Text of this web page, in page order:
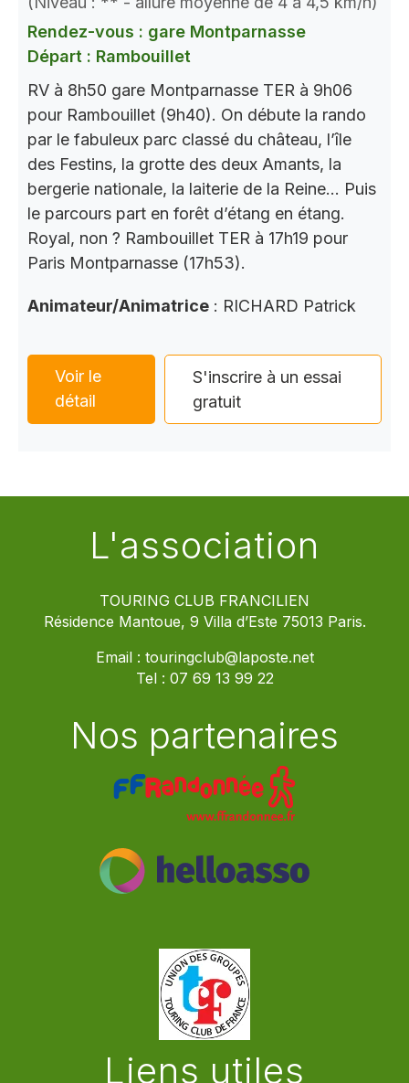
Rendez-vous : gare Montparnasse
Départ : Rambouillet
RV à 8h50 gare Montparnasse TER à 9h06
pour Rambouillet (9h40). On débute la rando
par le fabuleux parc classé du château, l’île
des Festins, la grotte des deux Amants, la
bergerie nationale, la laiterie de la Reine… Puis
le parcours part en forêt d’étang en étang.
Royal, non ? Rambouillet TER à 17h19 pour
Paris Montparnasse (17h53).
Animateur/Animatrice : RICHARD Patrick
Voir le
détail
S'inscrire à un essai
gratuit
L'association
TOURING CLUB FRANCILIEN
Résidence Mantoue, 9 Villa d’Este 75013 Paris.
Email : touringclub@laposte.net
Tel : 07 69 13 99 22
Nos partenaires
Liens utiles